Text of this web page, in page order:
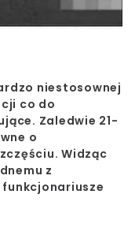
niestosownej
co do
Zaledwie 21-
o
Widząc
z